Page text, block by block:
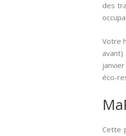
des
Votre
avant)
éco-
Cette